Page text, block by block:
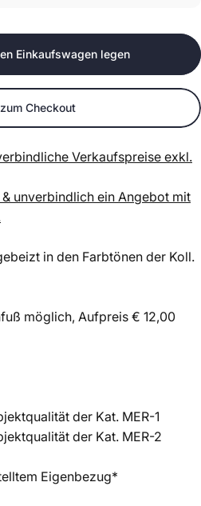
Einkaufswagen legen
Checkout
Verkaufspreise exkl.
unverbindlich ein Angebot mit
in den Farbtönen der Koll.
möglich, Aufpreis € 12,00
der Kat. MER-1
der Kat. MER-2
Eigenbezug*